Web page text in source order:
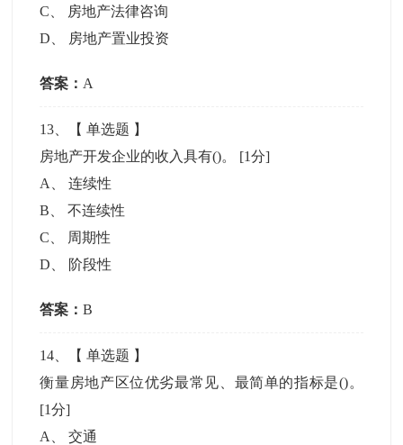
C
房地产法律咨询
D
房地产置业投资
答案： A
13 、【单选题 】
房地产开发企业的收入具有()。 [1分]
A
、连续性
B 、不连续性
C
周期性
D
阶段性
答案：B
14 、【单选题 】
衡量房地产区位优劣最常见、最简单的指标是()。
[1分]
A
、交通